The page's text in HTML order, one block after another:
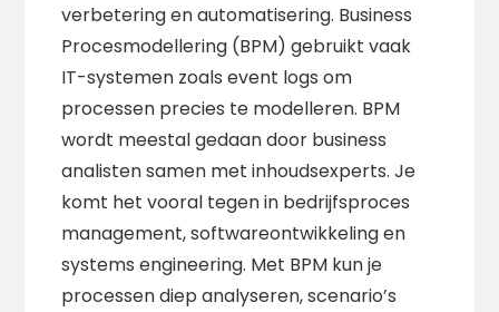
verbetering en automatisering. Business
Procesmodellering (BPM) gebruikt vaak
IT-systemen zoals event logs om
processen precies te modelleren. BPM
wordt meestal gedaan door business
analisten samen met inhoudsexperts. Je
komt het vooral tegen in bedrijfsproces
management, softwareontwikkeling en
systems engineering. Met BPM kun je
processen diep analyseren, scenario’s